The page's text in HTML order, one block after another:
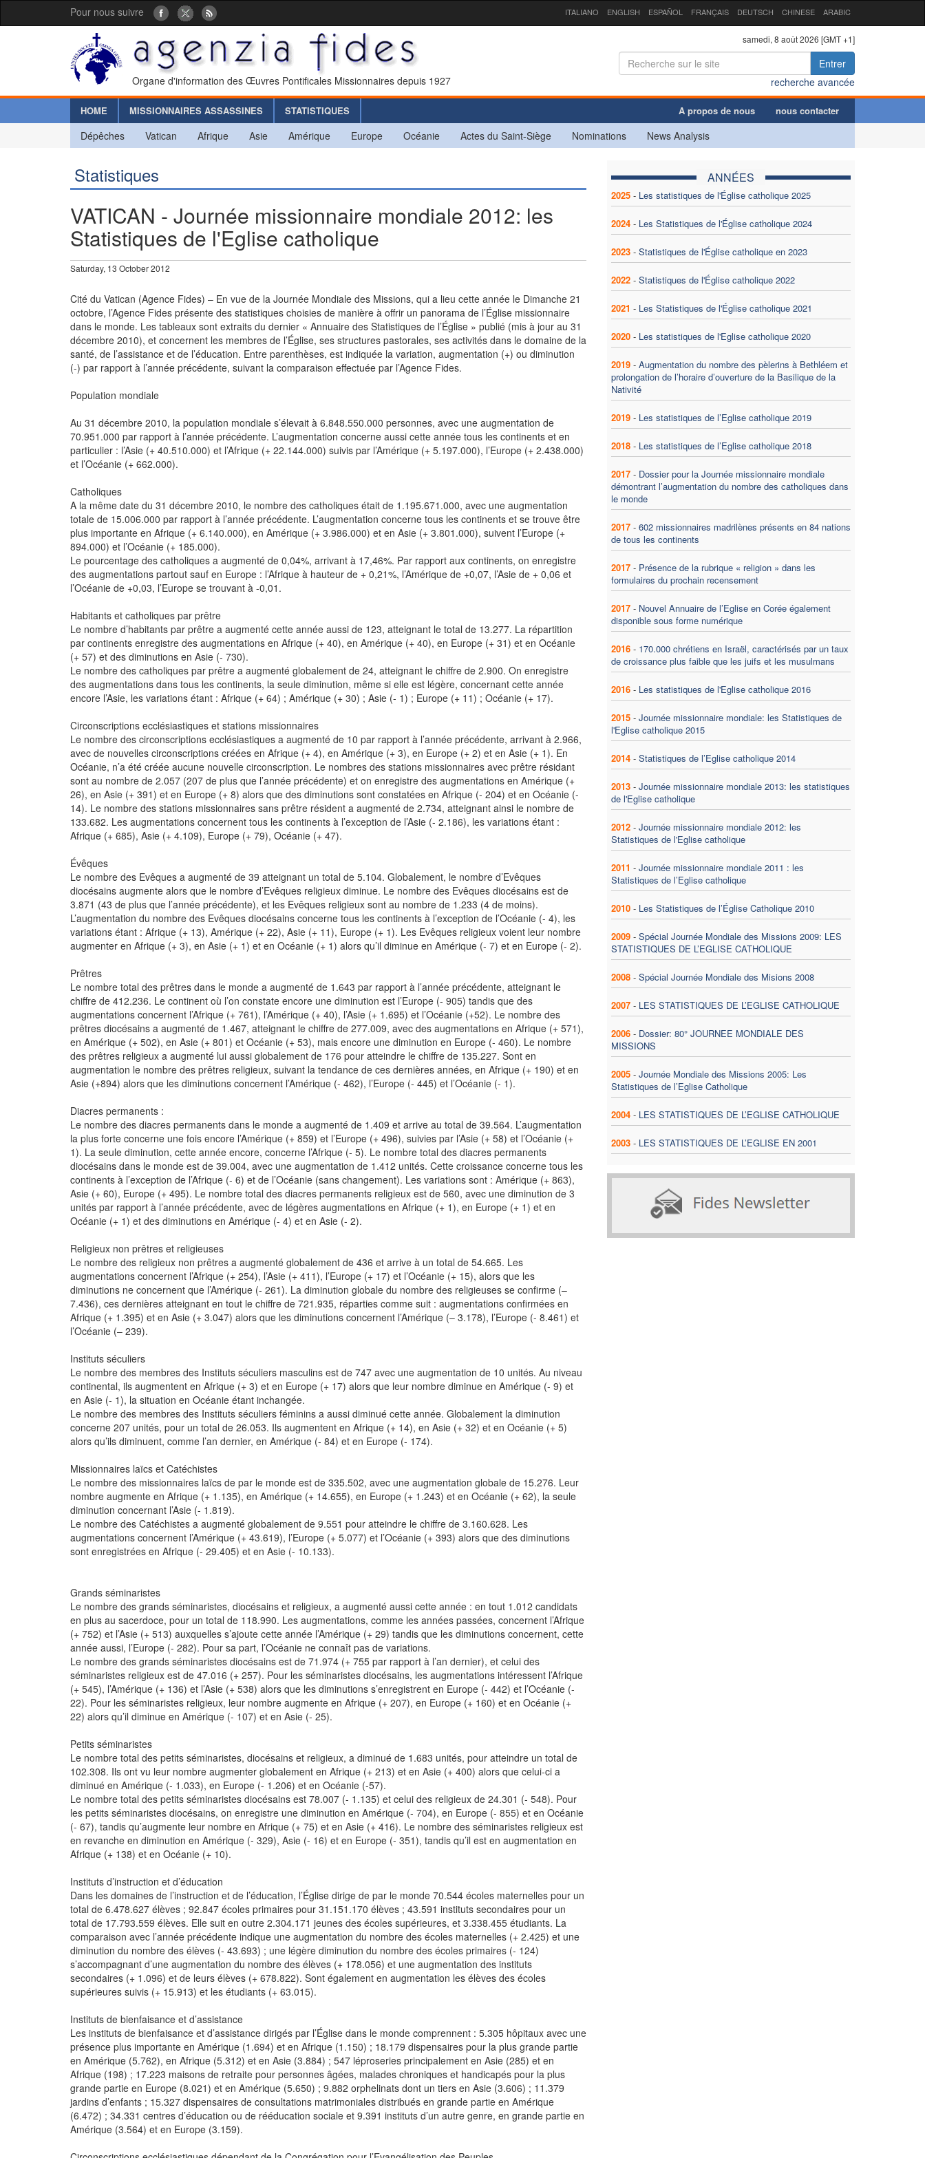
Pour nous suivre ITALIANO ENGLISH ESPAÑOL FRANÇAIS DEUTSCH CHINESE ARABIC
Organe d'information des Œuvres Pontificales Missionnaires depuis 1927
samedi, 8 août 2026 [GMT +1]
Entrer
recherche avancée
HOME MISSIONNAIRES ASSASSINES STATISTIQUES A propos de nous nous contacter
Dépêches Vatican Afrique Asie Amérique Europe Océanie Actes du Saint-Siège Nominations News Analysis
Statistiques
VATICAN - Journée missionnaire mondiale 2012: les
Statistiques de l'Eglise catholique
Saturday, 13 October 2012
Cité du Vatican (Agence Fides) – En vue de la Journée Mondiale des Missions, qui a lieu cette année le Dimanche 21
octobre, l’Agence Fides présente des statistiques choisies de manière à offrir un panorama de l’Église missionnaire
dans le monde. Les tableaux sont extraits du dernier « Annuaire des Statistiques de l’Église » publié (mis à jour au 31
décembre 2010), et concernent les membres de l’Église, ses structures pastorales, ses activités dans le domaine de la
santé, de l’assistance et de l’éducation. Entre parenthèses, est indiquée la variation, augmentation (+) ou diminution
(-) par rapport à l’année précédente, suivant la comparaison effectuée par l’Agence Fides.
Population mondiale
Au 31 décembre 2010, la population mondiale s’élevait à 6.848.550.000 personnes, avec une augmentation de
70.951.000 par rapport à l’année précédente. L’augmentation concerne aussi cette année tous les continents et en
particulier : l’Asie (+ 40.510.000) et l’Afrique (+ 22.144.000) suivis par l’Amérique (+ 5.197.000), l’Europe (+ 2.438.000)
et l’Océanie (+ 662.000).
Catholiques
A la même date du 31 décembre 2010, le nombre des catholiques était de 1.195.671.000, avec une augmentation
totale de 15.006.000 par rapport à l’année précédente. L’augmentation concerne tous les continents et se trouve être
plus importante en Afrique (+ 6.140.000), en Amérique (+ 3.986.000) et en Asie (+ 3.801.000), suivent l’Europe (+
894.000) et l’Océanie (+ 185.000).
Le pourcentage des catholiques a augmenté de 0,04%, arrivant à 17,46%. Par rapport aux continents, on enregistre
des augmentations partout sauf en Europe : l’Afrique à hauteur de + 0,21%, l’Amérique de +0,07, l’Asie de + 0,06 et
l’Océanie de +0,03, l’Europe se trouvant à -0,01.
Habitants et catholiques par prêtre
Le nombre d’habitants par prêtre a augmenté cette année aussi de 123, atteignant le total de 13.277. La répartition
par continents enregistre des augmentations en Afrique (+ 40), en Amérique (+ 40), en Europe (+ 31) et en Océanie
(+ 57) et des diminutions en Asie (- 730).
Le nombre des catholiques par prêtre a augmenté globalement de 24, atteignant le chiffre de 2.900. On enregistre
des augmentations dans tous les continents, la seule diminution, même si elle est légère, concernant cette année
encore l’Asie, les variations étant : Afrique (+ 64) ; Amérique (+ 30) ; Asie (- 1) ; Europe (+ 11) ; Océanie (+ 17).
Circonscriptions ecclésiastiques et stations missionnaires
Le nombre des circonscriptions ecclésiastiques a augmenté de 10 par rapport à l’année précédente, arrivant à 2.966,
avec de nouvelles circonscriptions créées en Afrique (+ 4), en Amérique (+ 3), en Europe (+ 2) et en Asie (+ 1). En
Océanie, n’a été créée aucune nouvelle circonscription. Le nombres des stations missionnaires avec prêtre résidant
sont au nombre de 2.057 (207 de plus que l’année précédente) et on enregistre des augmentations en Amérique (+
26), en Asie (+ 391) et en Europe (+ 8) alors que des diminutions sont constatées en Afrique (- 204) et en Océanie (-
14). Le nombre des stations missionnaires sans prêtre résident a augmenté de 2.734, atteignant ainsi le nombre de
133.682. Les augmentations concernent tous les continents à l’exception de l’Asie (- 2.186), les variations étant :
Afrique (+ 685), Asie (+ 4.109), Europe (+ 79), Océanie (+ 47).
Évêques
Le nombre des Evêques a augmenté de 39 atteignant un total de 5.104. Globalement, le nombre d’Evêques
diocésains augmente alors que le nombre d’Evêques religieux diminue. Le nombre des Evêques diocésains est de
3.871 (43 de plus que l’année précédente), et les Evêques religieux sont au nombre de 1.233 (4 de moins).
L’augmentation du nombre des Evêques diocésains concerne tous les continents à l’exception de l’Océanie (- 4), les
variations étant : Afrique (+ 13), Amérique (+ 22), Asie (+ 11), Europe (+ 1). Les Evêques religieux voient leur nombre
augmenter en Afrique (+ 3), en Asie (+ 1) et en Océanie (+ 1) alors qu’il diminue en Amérique (- 7) et en Europe (- 2).
Prêtres
Le nombre total des prêtres dans le monde a augmenté de 1.643 par rapport à l’année précédente, atteignant le
chiffre de 412.236. Le continent où l’on constate encore une diminution est l’Europe (- 905) tandis que des
augmentations concernent l’Afrique (+ 761), l’Amérique (+ 40), l’Asie (+ 1.695) et l’Océanie (+52). Le nombre des
prêtres diocésains a augmenté de 1.467, atteignant le chiffre de 277.009, avec des augmentations en Afrique (+ 571),
en Amérique (+ 502), en Asie (+ 801) et Océanie (+ 53), mais encore une diminution en Europe (- 460). Le nombre
des prêtres religieux a augmenté lui aussi globalement de 176 pour atteindre le chiffre de 135.227. Sont en
augmentation le nombre des prêtres religieux, suivant la tendance de ces dernières années, en Afrique (+ 190) et en
Asie (+894) alors que les diminutions concernent l’Amérique (- 462), l’Europe (- 445) et l’Océanie (- 1).
Diacres permanents :
Le nombre des diacres permanents dans le monde a augmenté de 1.409 et arrive au total de 39.564. L’augmentation
la plus forte concerne une fois encore l’Amérique (+ 859) et l’Europe (+ 496), suivies par l’Asie (+ 58) et l’Océanie (+
1). La seule diminution, cette année encore, concerne l’Afrique (- 5). Le nombre total des diacres permanents
diocésains dans le monde est de 39.004, avec une augmentation de 1.412 unités. Cette croissance concerne tous les
continents à l’exception de l’Afrique (- 6) et de l’Océanie (sans changement). Les variations sont : Amérique (+ 863),
Asie (+ 60), Europe (+ 495). Le nombre total des diacres permanents religieux est de 560, avec une diminution de 3
unités par rapport à l’année précédente, avec de légères augmentations en Afrique (+ 1), en Europe (+ 1) et en
Océanie (+ 1) et des diminutions en Amérique (- 4) et en Asie (- 2).
Religieux non prêtres et religieuses
Le nombre des religieux non prêtres a augmenté globalement de 436 et arrive à un total de 54.665. Les
augmentations concernent l’Afrique (+ 254), l’Asie (+ 411), l’Europe (+ 17) et l’Océanie (+ 15), alors que les
diminutions ne concernent que l’Amérique (- 261). La diminution globale du nombre des religieuses se confirme (–
7.436), ces dernières atteignant en tout le chiffre de 721.935, réparties comme suit : augmentations confirmées en
Afrique (+ 1.395) et en Asie (+ 3.047) alors que les diminutions concernent l’Amérique (– 3.178), l’Europe (- 8.461) et
l’Océanie (– 239).
Instituts séculiers
Le nombre des membres des Instituts séculiers masculins est de 747 avec une augmentation de 10 unités. Au niveau
continental, ils augmentent en Afrique (+ 3) et en Europe (+ 17) alors que leur nombre diminue en Amérique (- 9) et
en Asie (- 1), la situation en Océanie étant inchangée.
Le nombre des membres des Instituts séculiers féminins a aussi diminué cette année. Globalement la diminution
concerne 207 unités, pour un total de 26.053. Ils augmentent en Afrique (+ 14), en Asie (+ 32) et en Océanie (+ 5)
alors qu’ils diminuent, comme l’an dernier, en Amérique (- 84) et en Europe (- 174).
Missionnaires laïcs et Catéchistes
Le nombre des missionnaires laïcs de par le monde est de 335.502, avec une augmentation globale de 15.276. Leur
nombre augmente en Afrique (+ 1.135), en Amérique (+ 14.655), en Europe (+ 1.243) et en Océanie (+ 62), la seule
diminution concernant l’Asie (- 1.819).
Le nombre des Catéchistes a augmenté globalement de 9.551 pour atteindre le chiffre de 3.160.628. Les
augmentations concernent l’Amérique (+ 43.619), l’Europe (+ 5.077) et l’Océanie (+ 393) alors que des diminutions
sont enregistrées en Afrique (- 29.405) et en Asie (- 10.133).
Grands séminaristes
Le nombre des grands séminaristes, diocésains et religieux, a augmenté aussi cette année : en tout 1.012 candidats
en plus au sacerdoce, pour un total de 118.990. Les augmentations, comme les années passées, concernent l’Afrique
(+ 752) et l’Asie (+ 513) auxquelles s’ajoute cette année l’Amérique (+ 29) tandis que les diminutions concernent, cette
année aussi, l’Europe (- 282). Pour sa part, l’Océanie ne connaît pas de variations.
Le nombre des grands séminaristes diocésains est de 71.974 (+ 755 par rapport à l’an dernier), et celui des
séminaristes religieux est de 47.016 (+ 257). Pour les séminaristes diocésains, les augmentations intéressent l’Afrique
(+ 545), l’Amérique (+ 136) et l’Asie (+ 538) alors que les diminutions s’enregistrent en Europe (- 442) et l’Océanie (-
22). Pour les séminaristes religieux, leur nombre augmente en Afrique (+ 207), en Europe (+ 160) et en Océanie (+
22) alors qu’il diminue en Amérique (- 107) et en Asie (- 25).
Petits séminaristes
Le nombre total des petits séminaristes, diocésains et religieux, a diminué de 1.683 unités, pour atteindre un total de
102.308. Ils ont vu leur nombre augmenter globalement en Afrique (+ 213) et en Asie (+ 400) alors que celui-ci a
diminué en Amérique (- 1.033), en Europe (- 1.206) et en Océanie (-57).
Le nombre total des petits séminaristes diocésains est 78.007 (- 1.135) et celui des religieux de 24.301 (- 548). Pour
les petits séminaristes diocésains, on enregistre une diminution en Amérique (- 704), en Europe (- 855) et en Océanie
(- 67), tandis qu’augmente leur nombre en Afrique (+ 75) et en Asie (+ 416). Le nombre des séminaristes religieux est
en revanche en diminution en Amérique (- 329), Asie (- 16) et en Europe (- 351), tandis qu’il est en augmentation en
Afrique (+ 138) et en Océanie (+ 10).
Instituts d’instruction et d’éducation
Dans les domaines de l’instruction et de l’éducation, l’Église dirige de par le monde 70.544 écoles maternelles pour un
total de 6.478.627 élèves ; 92.847 écoles primaires pour 31.151.170 élèves ; 43.591 instituts secondaires pour un
total de 17.793.559 élèves. Elle suit en outre 2.304.171 jeunes des écoles supérieures, et 3.338.455 étudiants. La
comparaison avec l’année précédente indique une augmentation du nombre des écoles maternelles (+ 2.425) et une
diminution du nombre des élèves (- 43.693) ; une légère diminution du nombre des écoles primaires (- 124)
s’accompagnant d’une augmentation du nombre des élèves (+ 178.056) et une augmentation des instituts
secondaires (+ 1.096) et de leurs élèves (+ 678.822). Sont également en augmentation les élèves des écoles
supérieures suivis (+ 15.913) et les étudiants (+ 63.015).
Instituts de bienfaisance et d’assistance
Les instituts de bienfaisance et d’assistance dirigés par l’Église dans le monde comprennent : 5.305 hôpitaux avec une
présence plus importante en Amérique (1.694) et en Afrique (1.150) ; 18.179 dispensaires pour la plus grande partie
en Amérique (5.762), en Afrique (5.312) et en Asie (3.884) ; 547 léproseries principalement en Asie (285) et en
Afrique (198) ; 17.223 maisons de retraite pour personnes âgées, malades chroniques et handicapés pour la plus
grande partie en Europe (8.021) et en Amérique (5.650) ; 9.882 orphelinats dont un tiers en Asie (3.606) ; 11.379
jardins d’enfants ; 15.327 dispensaires de consultations matrimoniales distribués en grande partie en Amérique
(6.472) ; 34.331 centres d’éducation ou de rééducation sociale et 9.391 instituts d’un autre genre, en grande partie en
Amérique (3.564) et en Europe (3.159).
ANNÉES
2025 - Les statistiques de l'Église catholique 2025
2024 - Les Statistiques de l'Église catholique 2024
2023 - Statistiques de l'Église catholique en 2023
2022 - Statistiques de l'Église catholique 2022
2021 - Les Statistiques de l'Église catholique 2021
2020 - Les statistiques de l'Eglise catholique 2020
2019 - Augmentation du nombre des pèlerins à Bethléem et
prolongation de l’horaire d’ouverture de la Basilique de la
Nativité
2019 - Les statistiques de l’Eglise catholique 2019
2018 - Les statistiques de l’Eglise catholique 2018
2017 - Dossier pour la Journée missionnaire mondiale
démontrant l’augmentation du nombre des catholiques dans
le monde
2017 - 602 missionnaires madrilènes présents en 84 nations
de tous les continents
2017 - Présence de la rubrique « religion » dans les
formulaires du prochain recensement
2017 - Nouvel Annuaire de l’Eglise en Corée également
disponible sous forme numérique
2016 - 170.000 chrétiens en Israël, caractérisés par un taux
de croissance plus faible que les juifs et les musulmans
2016 - Les statistiques de l'Eglise catholique 2016
2015 - Journée missionnaire mondiale: les Statistiques de
l'Eglise catholique 2015
2014 - Statistiques de l’Eglise catholique 2014
2013 - Journée missionnaire mondiale 2013: les statistiques
de l'Eglise catholique
2012 - Journée missionnaire mondiale 2012: les
Statistiques de l'Eglise catholique
2011 - Journée missionnaire mondiale 2011 : les
Statistiques de l’Eglise catholique
2010 - Les Statistiques de l’Église Catholique 2010
2009 - Spécial Journée Mondiale des Missions 2009: LES
STATISTIQUES DE L’EGLISE CATHOLIQUE
2008 - Spécial Journée Mondiale des Misions 2008
2007 - LES STATISTIQUES DE L’EGLISE CATHOLIQUE
2006 - Dossier: 80° JOURNEE MONDIALE DES
MISSIONS
2005 - Journée Mondiale des Missions 2005: Les
Statistiques de l’Eglise Catholique
2004 - LES STATISTIQUES DE L’EGLISE CATHOLIQUE
2003 - LES STATISTIQUES DE L’EGLISE EN 2001